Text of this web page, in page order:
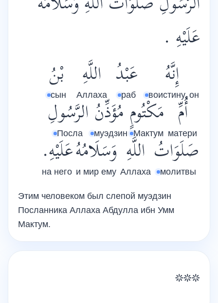
عَلَيْهِ .
إِنَّهُ
воистину, он
عَبْدُ
раб
اللَّهِ
Аллаха
بْنُ
сын
أُمِّ
матери
مَكْتُومٍ
Мактум
مُؤَذِّنُ
муэдзин
الرَّسُولِ
Посла
صَلَوَاتُ
молитвы
اللَّهِ
Аллаха
وَسَلَامُهُ
и мир ему
عَلَيْهِ.
на него
Этим человеком был слепой муэдзин
Посланника Аллаха Абдулла ибн Умм
Мактум.
***